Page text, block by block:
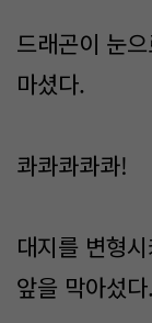
드래곤이 눈
마셨다.
콰콰콰콰콰!
대지를 변형
앞을 막아섰다.